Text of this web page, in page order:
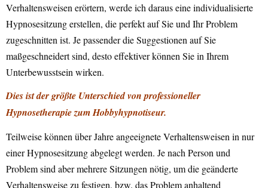
Verhaltensweisen erörtern, werde ich daraus eine individualisierte
Hypnosesitzung erstellen, die perfekt auf Sie und Ihr Problem
zugeschnitten ist. Je passender die Suggestionen auf Sie
maßgeschneidert sind, desto effektiver können Sie in Ihrem
Unterbewusstsein wirken.
Dies ist der größte Unterschied von professioneller
Hypnosetherapie zum Hobbyhypnotiseur.
Teilweise können über Jahre angeeignete Verhaltensweisen in nur
einer Hypnosesitzung abgelegt werden. Je nach Person und
Problem sind aber mehrere Sitzungen nötig, um die geänderte
Verhaltensweise zu festigen, bzw. das Problem anhaltend